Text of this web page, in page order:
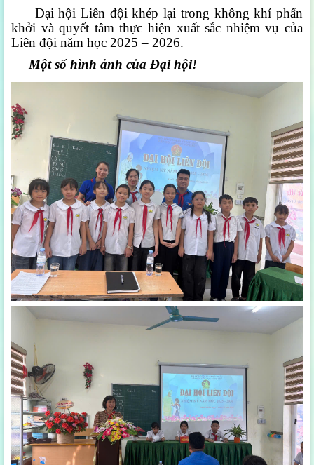
Đại hội Liên đội khép lại trong không khí phấn
khởi và quyết tâm thực hiện xuất sắc nhiệm vụ của
Liên đội năm học 2025 – 2026.
Một số hình ảnh của Đại hội!